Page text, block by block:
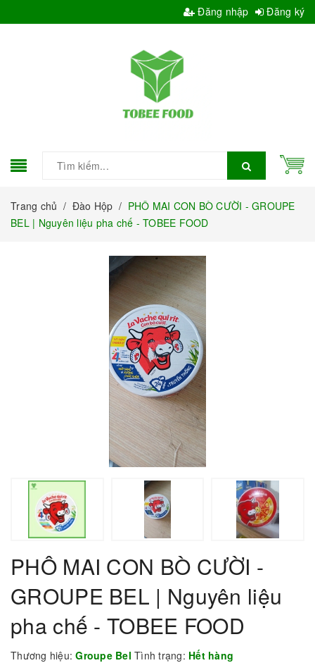
Đăng nhập Đăng ký
Trang chủ / Đào Hộp / PHÔ MAI CON BÒ CƯỜI - GROUPE
BEL | Nguyên liệu pha chế - TOBEE FOOD
PHÔ MAI CON BÒ CƯỜI -
GROUPE BEL | Nguyên liệu
pha chế - TOBEE FOOD
Thương hiệu: Groupe Bel Tình trạng: Hết hàng